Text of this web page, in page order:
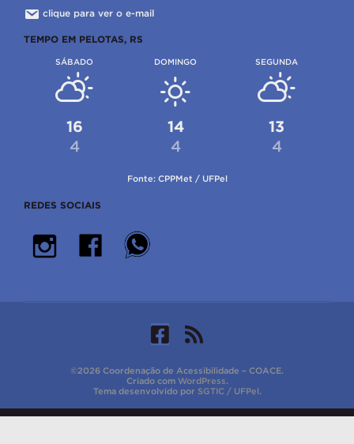
clique para ver o e-mail
TEMPO EM PELOTAS, RS
SÁBADO
16
4
DOMINGO
14
4
SEGUNDA
13
4
Fonte: CPPMet / UFPel
REDES SOCIAIS
©2026 Coordenação de Acessibilidade – COACE.
Criado com WordPress.
Tema desenvolvido por SGTIC / UFPel.